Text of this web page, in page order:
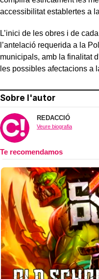
accessibilitat establertes a
L’inici de les obres i de
l’antelació requerida a la
municipals, amb la finalitat
les possibles afectacions a
Sobre l'autor
REDACCIÓ
Veure biografia